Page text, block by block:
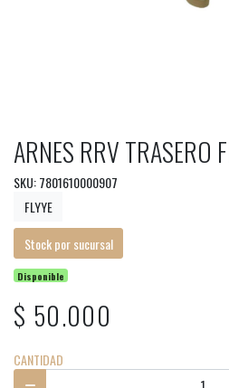
ARNES RRV TRASERO
SKU: 7801610000907
FLYYE
Stock por sucursal
Disponible
$ 50.000
CANTIDAD